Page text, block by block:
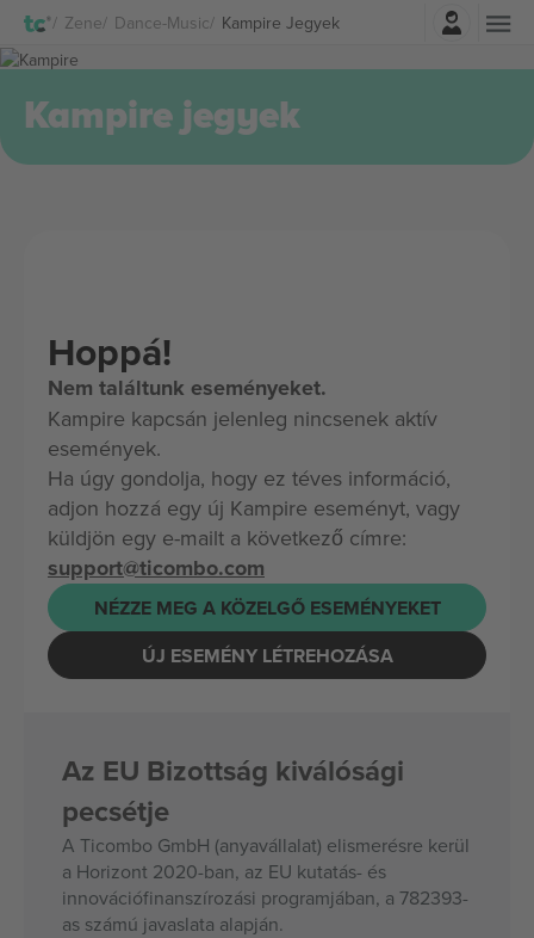
Zene Dance-Music Kampire Jegyek
Belépés
Kampire jegyek
Hoppá!
Nem találtunk eseményeket.
Kampire kapcsán jelenleg nincsenek aktív
események.
Ha úgy gondolja, hogy ez téves információ,
adjon hozzá egy új Kampire eseményt, vagy
küldjön egy e-mailt a következő címre:
support@ticombo.com
NÉZZE MEG A KÖZELGŐ ESEMÉNYEKET
ÚJ ESEMÉNY LÉTREHOZÁSA
Az EU Bizottság kiválósági
pecsétje
A Ticombo GmbH (anyavállalat) elismerésre kerül
a Horizont 2020-ban, az EU kutatás- és
innovációfinanszírozási programjában, a 782393-
as számú javaslata alapján.